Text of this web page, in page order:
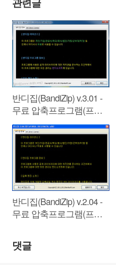
반디집(BandiZip) v.3.01 -
무료 압축프로그램(프리
웨어)/압축해제
반디집(BandiZip) v.2.04 -
무료 압축프로그램(프리
댓글